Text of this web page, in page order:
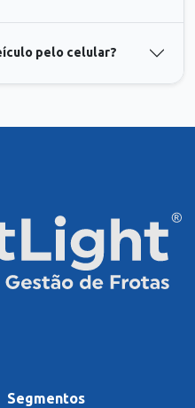
pelo celular?
Segmentos